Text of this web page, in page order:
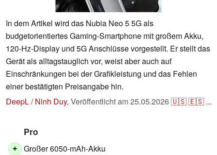
In dem Artikel wird das Nubia Neo 5 5G als
budgetorientiertes Gaming-Smartphone mit großem Akku,
120-Hz-Display und 5G Anschlüsse vorgestellt. Er stellt das
Gerät als alltagstauglich vor, weist aber auch auf
Einschränkungen bei der Grafikleistung und das Fehlen
einer bestätigten Preisangabe hin.
DeepL / Ninh Duy, Veröffentlicht am25.05.2026🇺🇸🇪🇸 ...
Pro
+ Großer 6050-mAh-Akku